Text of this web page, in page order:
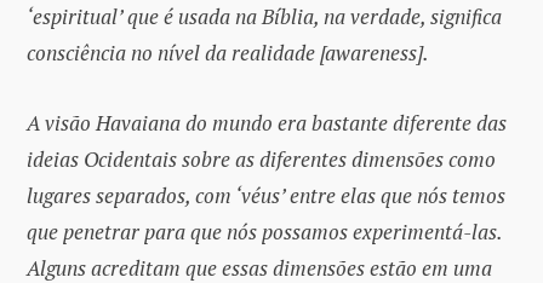
‘espiritual’ que é usada na Bíblia, na verdade, significa
consciência no nível da realidade [awareness].
A visão Havaiana do mundo era bastante diferente das
ideias Ocidentais sobre as diferentes dimensões como
lugares separados, com ‘véus’ entre elas que nós temos
que penetrar para que nós possamos experimentá-las.
Alguns acreditam que essas dimensões estão em uma